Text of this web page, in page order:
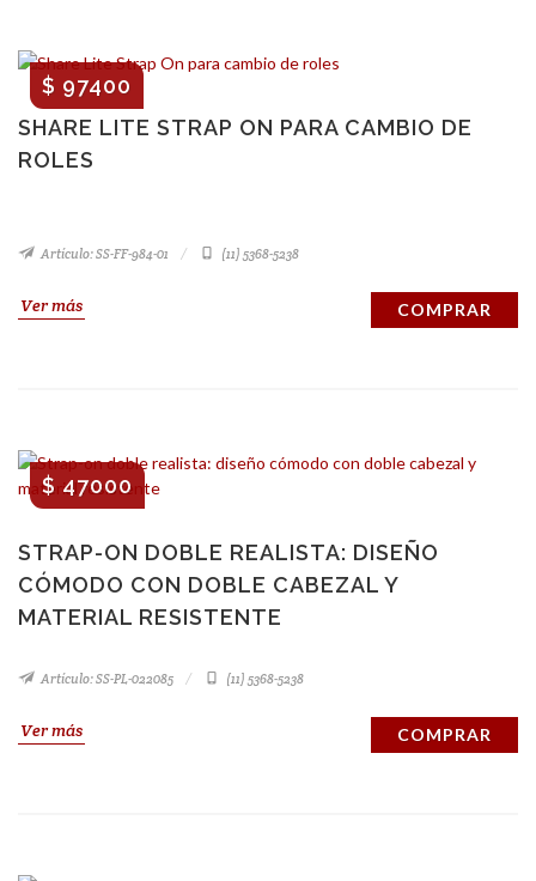
SHARE LITE STRAP ON PARA CAMBIO DE
ROLES
$ 97400
Artículo: SS-FF-984-01 (11) 5368-5238
Ver más COMPRAR
STRAP-ON DOBLE REALISTA: DISEÑO
CÓMODO CON DOBLE CABEZAL Y
MATERIAL RESISTENTE
$ 47000
Artículo: SS-PL-022085 (11) 5368-5238
Ver más COMPRAR